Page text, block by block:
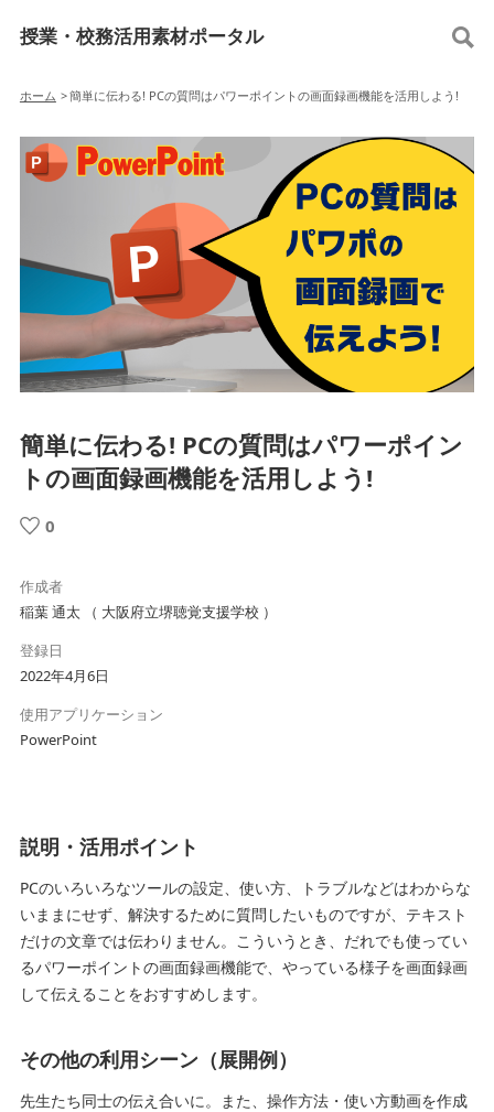
授業・校務活用素材ポータル
ホーム >簡単に伝わる! PCの質問はパワーポイントの画面録画機能を活用しよう!
簡単に伝わる! PCの質問はパワーポイン
トの画面録画機能を活用しよう!
0
作成者
稲葉 通太 （ 大阪府立堺聴覚支援学校 ）
登録日
2022年4月6日
使用アプリケーション
PowerPoint
説明・活用ポイント
PCのいろいろなツールの設定、使い方、トラブルなどはわからな
いままにせず、解決するために質問したいものですが、テキスト
だけの文章では伝わりません。こういうとき、だれでも使ってい
るパワーポイントの画面録画機能で、やっている様子を画面録画
して伝えることをおすすめします。
その他の利用シーン（展開例）
先生たち同士の伝え合いに。また、操作方法・使い方動画を作成